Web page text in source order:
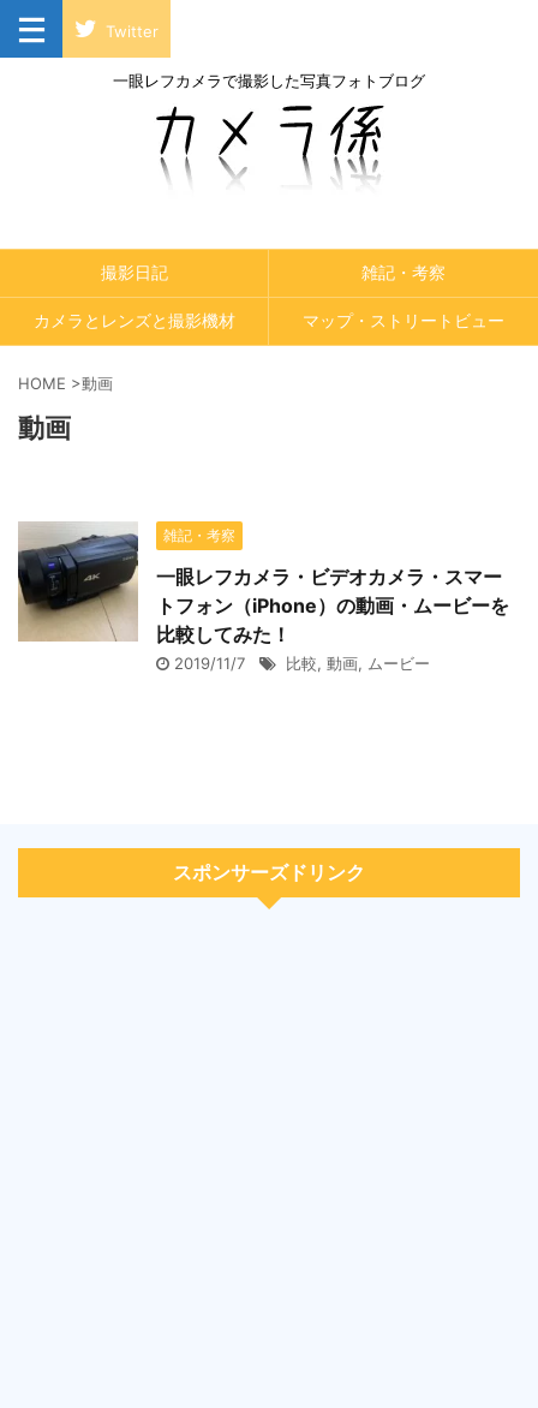
Twitter
一眼レフカメラで撮影した写真フォトブログ
撮影日記 雑記・考察
カメラとレンズと撮影機材 マップ・ストリートビュー
HOME >動画
動画
雑記・考察
一眼レフカメラ・ビデオカメラ・スマー
トフォン（iPhone）の動画・ムービーを
比較してみた！
2019/11/7 比較, 動画, ムービー
スポンサーズドリンク